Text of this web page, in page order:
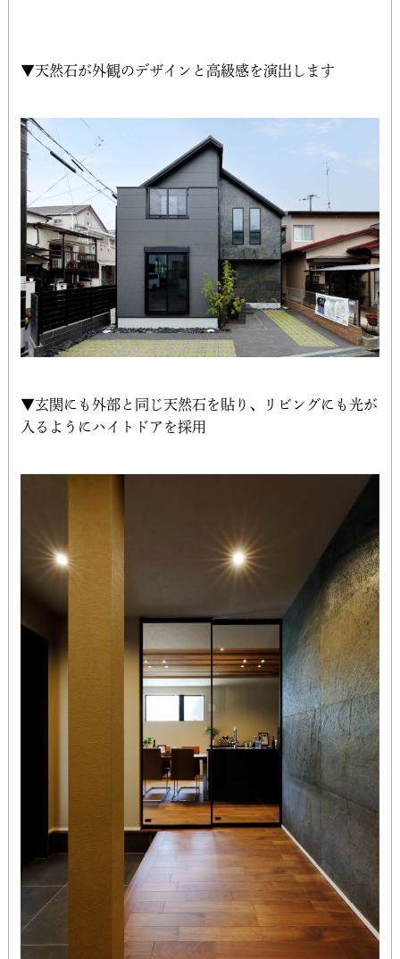
▼天然石が外観のデザインと高級感を演出します
▼玄関にも外部と同じ天然石を貼り、リビングにも光が
入るようにハイトドアを採用